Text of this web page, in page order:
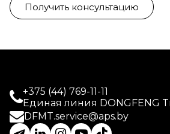
Получить консультацию
+375 (44) 769-11-11
Единая линия DONGFENG
DFMT.service@aps.by